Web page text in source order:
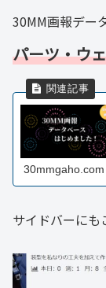
30MM画報デー
パーツ・ウ
30mmgaho.com
サイドバーにも